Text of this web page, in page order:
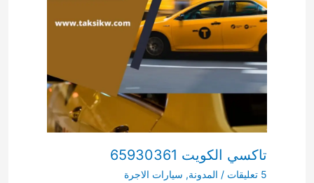
تاكسي الكويت 65930361
5 تعليقات / المدونة, سيارات الاجرة